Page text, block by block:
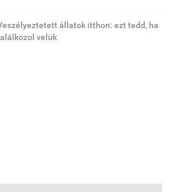
állatok itthon: ezt tedd, ha
velük